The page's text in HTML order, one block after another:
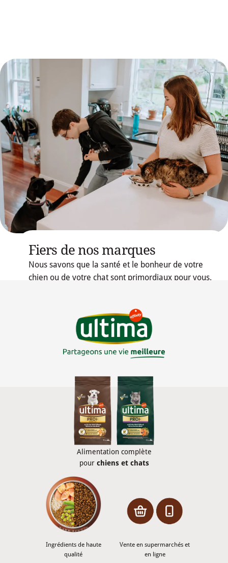
Fiers de nos marques
Nous savons que la santé et le bonheur de votre
chien ou de votre chat sont primordiaux pour vous.
avec nos animaux. Pour cette raison, chez Affinity
nourrissons des liens sains
l'intermédiaire de nos marques la solution
nutritionnelle la plus adaptée aux besoins de votre
Ingrédients de haute
qualité
Alimentation complète
pour chiens et chats
Vente en supermarchés et
en ligne